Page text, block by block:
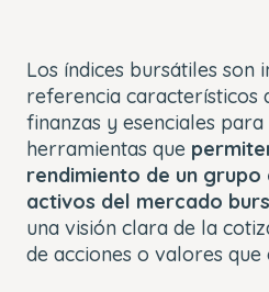
Los índices bursátiles son
referencia característicos
finanzas y esenciales
herramientas que
rendimiento de un
activos del mercado
una visión clara de la
de acciones o valores que